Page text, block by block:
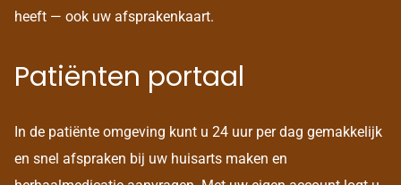
heeft — ook uw afsprakenkaart.
Patiënten portaal
In de patiënte omgeving kunt u 24 uur per dag gemakkelijk
en snel afspraken bij uw huisarts maken en